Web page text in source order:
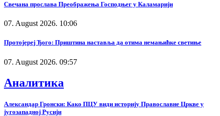
Свечана прослава Преображења Господњег у Каламарији
07. August 2026. 10:06
Протојереј Ђого: Приштина наставља да отима немањићке светиње
07. August 2026. 09:57
Аналитика
Александар Гронски: Како ПЦУ види историју Православне Цркве у
југозападној Русији